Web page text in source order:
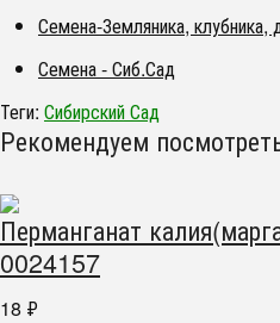
Семена-Земляника, клубника,
Семена - Сиб.Сад
Теги: Сибирский Сад
Рекомендуем
Перманганат
0024157
18 ₽